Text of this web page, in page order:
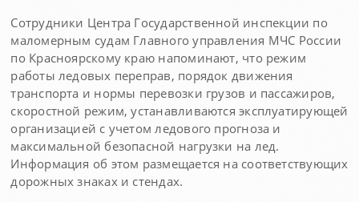
Сотрудники Центра Государственной инспекции по
маломерным судам Главного управления МЧС России
по Красноярскому краю напоминают, что режим
работы ледовых переправ, порядок движения
транспорта и нормы перевозки грузов и пассажиров,
скоростной режим, устанавливаются эксплуатирующей
организацией с учетом ледового прогноза и
максимальной безопасной нагрузки на лед.
Информация об этом размещается на соответствующих
дорожных знаках и стендах.